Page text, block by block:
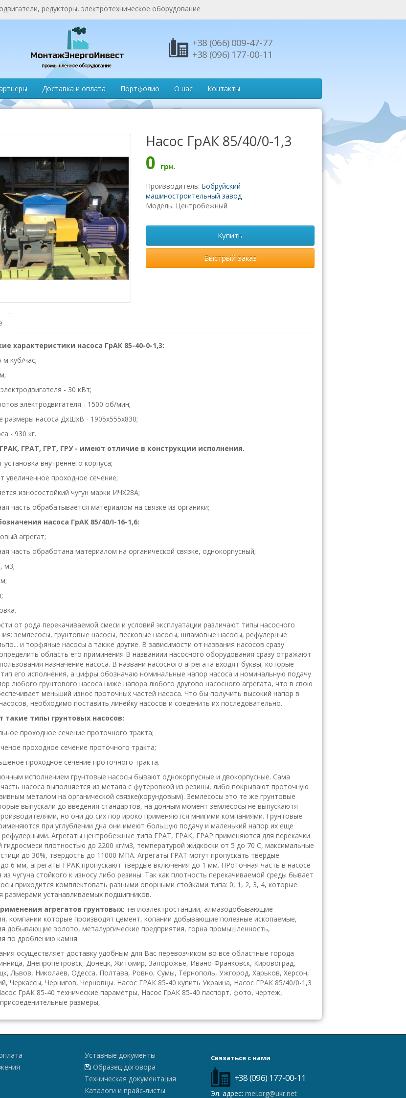
редукторы, электротехническое оборудование
+38 (066) 009-47-77
+38 (096) 177-00-11
Доставка и оплата Портфолио О нас Контакты
Насос ГрАК 85/40/0-1,3
0 грн.
Производитель: Бобруйский
машиностроительный завод
Модель: Центробежный
Купить
Быстрый заказ
характеристики насоса ГрАК 85-40-0-1,3:
м куб/час;
- 30 кВт;
электродвигателя - 1500 об/мин;
размеры насоса ДхШхВ - 1905х555х830;
- 930 кг.
ГРАТ, ГРТ, ГРУ - имеют отличие в конструкции исполнения.
установка внутреннего корпуса;
увеличенное проходное сечение;
износостойкий чугун марки ИЧХ28А;
часть обрабатывается материалом на связке из органики;
насоса ГрАК 85/40/I-16-1,6:
агрегат;
часть обработана материалом на органической связке, однокорпусный;
м3;
от рода перекачиваемой смеси и условий эксплуатации различают типы насосного
землесосы, грунтовые насосы, песковые насосы, шламовые насосы, рефулерные
и торфяные насосы а также другие. В зависимости от названия насосов сразу
область его приминения В названиии насосного оборудования сразу отражают
назначение насоса. В названи насосного агрегата входят буквы, которые
его исполнения, а цифры обозначаю номинальные напор насоса и номинальную подачу
любого грунтового насоса ниже напора любого другово насосного агрегата, что в свою
меньший износ проточных частей насоса. Что бы получить высокий напор в
необходимо поставить линейку насосов и соеденить их последовательно.
такие типы грунтовых насосов:
проходное сечение проточного тракта;
проходное сечение проточного тракта;
проходное сечение проточного тракта.
исполнением грунтовые насосы бывают однокорпусные и двокорпусные. Сама
насоса выполняется из метала с футеровкой из резины, либо покрывают проточную
металом на органической связке(корундовым). Землесосы это те же грунтовые
выпускали до введения стандартов, на донным момент землесосы не выпускаютя
но они до сих пор ироко применяются мнигими компаниями. Грунтовые
при углублении дна они имеют большую подачу и маленький напор их еще
Агрегаты центробежные типа ГРАТ, ГРАК, ГРАР применяются для перекачки
гидросмеси плотностью до 2200 кг/м3, температурой жидкоски от 5 до 70 С, максимальные
до 30%, твердость до 11000 МПА. Агрегаты ГРАТ могут пропускать твердые
6 мм, агрегаты ГРАК пропускают твердые включения до 1 мм. ПРоточная часть в насосе
из чугуна стойкого к износу либо резины. Так как плотность перекачиваемой среды бывает
приходится комплектовать разными опорными стойками типа: 0, 1, 2, 3, 4, которые
размерами устанавливаемых подшипников.
агрегатов грунтовых: теплоэлектростанции, алмазодобывающие
компании которые производят цемент, копании добывающие полезные ископаемые,
добывающие золото, металургические предприятия, горна промышленность,
по дроблению камня.
осуществляет доставку удобным для Вас перевозчиком во все областные города
Днепропетровск, Донецк, Житомир, Запорожье, Ивано-Франковск, Кировоград,
Львов, Николаев, Одесса, Полтава, Ровно, Сумы, Тернополь, Ужгород, Харьков, Херсон,
Черкассы, Чернигов, Черновцы. Насос ГРАК 85-40 купить Украина, Насос ГРАК 85/40/0-1,3
ГрАК 85-40 технические параметры, Насос ГрАК 85-40 паспорт, фото, чертеж,
размеры,
Уставные документы
Образец договора
Техническая документация
Каталоги и прайс-листы
Связаться с нами
+38 (096) 177-00-11
Эл. адрес: mei.org@ukr.net